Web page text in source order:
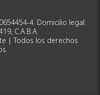
4. Domicilio legal:
C.A.B.A.
| Todos los derechos